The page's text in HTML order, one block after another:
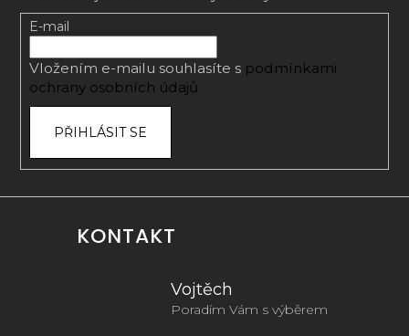
E-mail
Vložením e-mailu souhlasíte s podmínkami
ochrany osobních údajů
PŘIHLÁSIT SE
KONTAKT
Vojtěch
Poradím Vám s výběrem